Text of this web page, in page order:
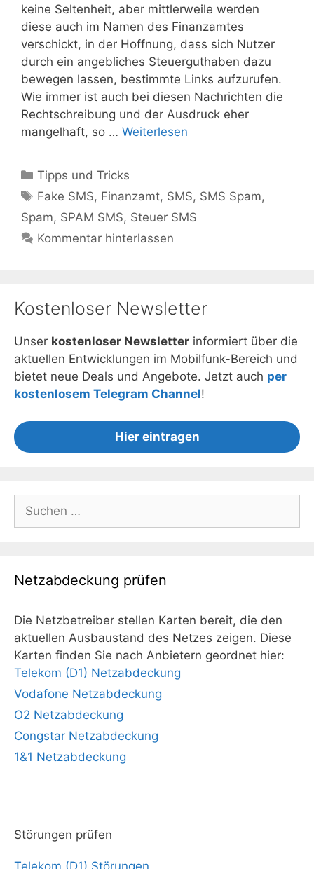
keine Seltenheit, aber mittlerweile werden
diese auch im Namen des Finanzamtes
verschickt, in der Hoffnung, dass sich Nutzer
durch ein angebliches Steuerguthaben dazu
bewegen lassen, bestimmte Links aufzurufen.
Wie immer ist auch bei diesen Nachrichten die
Rechtschreibung und der Ausdruck eher
mangelhaft, so … Weiterlesen
Kategorien
Tipps und Tricks
Schlagwörter
Fake SMS, Finanzamt, SMS, SMS Spam,
Spam, SPAM SMS, Steuer SMS
Kommentar hinterlassen
Kostenloser Newsletter
Unser kostenloser Newsletter informiert über die
aktuellen Entwicklungen im Mobilfunk-Bereich und
bietet neue Deals und Angebote. Jetzt auch per
kostenlosem Telegram Channel!
Hier eintragen
nach:
Netzabdeckung prüfen
Die Netzbetreiber stellen Karten bereit, die den
aktuellen Ausbaustand des Netzes zeigen. Diese
Karten finden Sie nach Anbietern geordnet hier:
Telekom (D1) Netzabdeckung
Vodafone Netzabdeckung
O2 Netzabdeckung
Congstar Netzabdeckung
1&1 Netzabdeckung
Störungen prüfen
Telekom (D1) Störungen